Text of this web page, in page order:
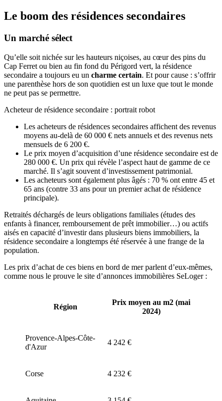
Le boom des résidences secondaires
Un marché sélect
Qu’elle soit nichée sur les hauteurs niçoises, au cœur des pins du
Cap Ferret ou bien au fin fond du Périgord vert, la résidence
secondaire a toujours eu un charme certain. Et pour cause : s’offrir
une parenthèse hors de son quotidien est un luxe que tout le monde
ne peut pas se permettre.
Acheteur de résidence secondaire : portrait robot
Les acheteurs de résidences secondaires affichent des revenus
moyens au-delà de 60 000 € nets annuels et des revenus nets
mensuels de 6 200 €.
Le prix moyen d’acquisition d’une résidence secondaire est de
280 000 €. Un prix qui révèle l’aspect haut de gamme de ce
marché. Il s’agit souvent d’investissement patrimonial.
Les acheteurs sont également plus âgés : 70 % ont entre 45 et
65 ans (contre 33 ans pour un premier achat de résidence
principale).
Retraités déchargés de leurs obligations familiales (études des
enfants à financer, remboursement de prêt immobilier…) ou actifs
aisés en capacité d’investir dans plusieurs biens immobiliers, la
résidence secondaire a longtemps été réservée à une frange de la
population.
Les prix d’achat de ces biens en bord de mer parlent d’eux-mêmes,
comme nous le prouve le site d’annonces immobilières SeLoger :
Région
Prix moyen au m2 (mai
2024)
Provence-Alpes-Côte-
d'Azur
4 242 €
Corse 4 232 €